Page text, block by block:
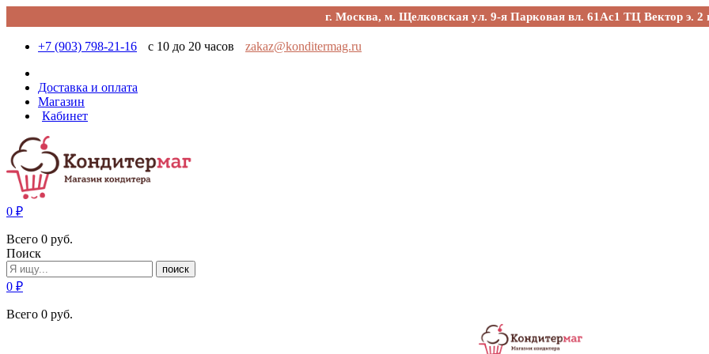
г. Москва, м. Щелковская ул. 9-я Парковая вл. 61Ас1 ТЦ Вектор э. 2
+7 (903) 798-21-16 с 10 до 20 часов zakaz@konditermag.ru
Доставка и оплата
Магазин
Кабинет
0 ₽
Всего 0 руб.
Поиск
поиск
0 ₽
Всего 0 руб.